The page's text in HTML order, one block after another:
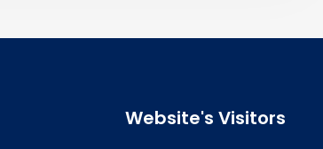
Website's Visitors